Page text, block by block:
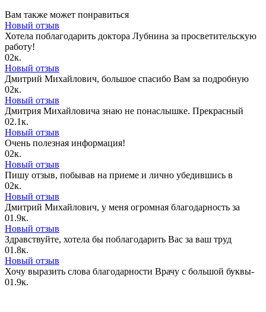
Вам также может понравиться
Новый отзыв
Хотела поблагодарить доктора Лубнина за просветительскую
работу!
02к.
Новый отзыв
Дмитрий Михайлович, большое спасибо Вам за подробную
02к.
Новый отзыв
Дмитрия Михайловича знаю не понаслышке. Прекрасный
02.1к.
Новый отзыв
Очень полезная информация!
02к.
Новый отзыв
Пишу отзыв, побывав на приеме и лично убедившись в
02к.
Новый отзыв
Дмитрий Михайлович, у меня огромная благодарность за
01.9к.
Новый отзыв
Здравствуйте, хотела бы поблагодарить Вас за ваш труд
01.8к.
Новый отзыв
Хочу выразить слова благодарности Врачу с большой буквы-
01.9к.